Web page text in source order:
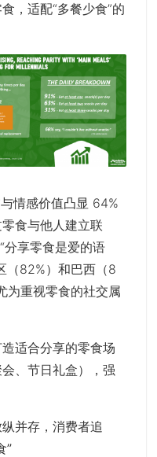
，适配“多餐少食”的
情感价值凸显 64%
食与他人建立联
分享零食是爱的语
（82%）和巴西（8
为重视零食的社交属
造适合分享的零食场
、节日礼盒），强
并存，消费者追
”